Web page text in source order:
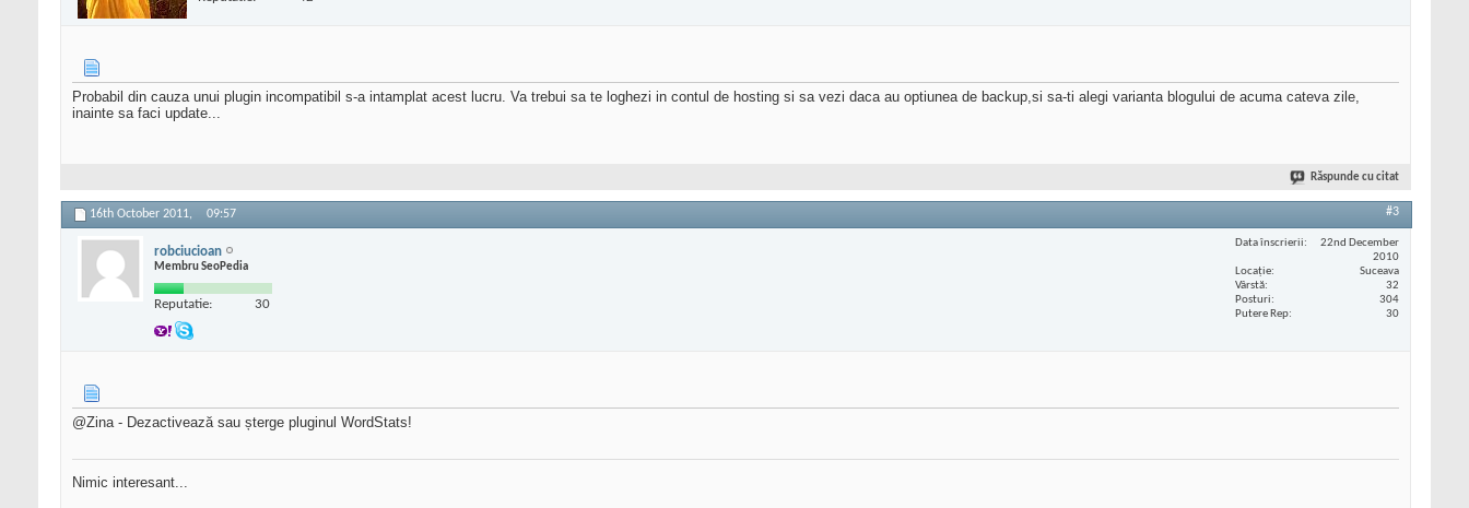
Probabil din cauza unui plugin incompatibil s-a intamplat acest lucru. Va trebui sa te loghezi in contul de hosting si sa vezi daca au optiunea de backup,si sa-ti alegi varianta blogului de acuma cateva zile,
inainte sa faci update...
Răspunde cu citat
16th October 2011, 09:57 #3
robciucioan
Membru SeoPedia
Reputatie: 30
Data înscrierii
22nd December
2010
Locaţie
Suceava
Vârstă
32
Posturi
304
Putere Rep
30
@Zina - Dezactivează sau șterge pluginul WordStats!
Nimic interesant...